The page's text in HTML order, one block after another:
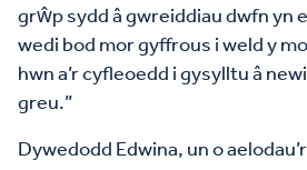
grŵp sydd â gwreiddiau dwfn yn
wedi bod mor gyffrous i weld y
hwn a’r cyfleoedd i gysylltu â
greu.”
Dywedodd Edwina, un o